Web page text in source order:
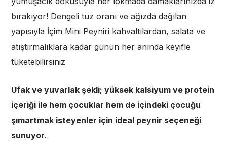
bırakıyor! Dengeli tuz oranı ve ağızda dağılan
yapısıyla İçim Mini Peyniri kahvaltılardan, salata ve
atıştırmalıklara kadar günün her anında keyifle
tüketebilirsiniz
Ufak ve yuvarlak şekli; yüksek kalsiyum ve protein
içeriği ile hem çocuklar hem de içindeki çocuğu
şımartmak isteyenler için ideal peynir seçeneği
sunuyor.